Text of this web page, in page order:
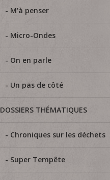
M'à penser
Micro-Ondes
On en parle
Un pas de côté
DOSSIERS THÉMATIQUES
Chroniques sur les déchets
Super Tempête